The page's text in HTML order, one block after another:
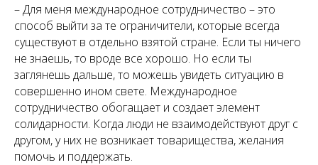
– Для меня международное сотрудничество – это
способ выйти за те ограничители, которые всегда
существуют в отдельно взятой стране. Если ты ничего
не знаешь, то вроде все хорошо. Но если ты
заглянешь дальше, то можешь увидеть ситуацию в
совершенно ином свете. Международное
сотрудничество обогащает и создает элемент
солидарности. Когда люди не взаимо­действуют друг с
другом, у них не возникает товарищества, желания
помочь и поддержать.